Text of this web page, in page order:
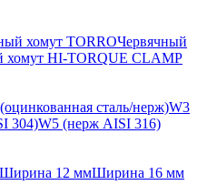
хомут TORROЧервячный
хомут HI-TORQUE CLAMP
сталь/нерж)W3
304)W5 (нерж AISI 316)
Ширина 12 ммШирина 16 мм